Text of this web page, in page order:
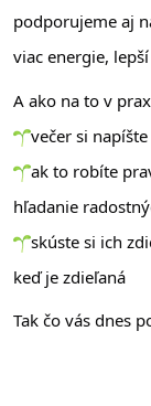
podporujeme aj
viac energie,
A ako na to v
večer si
ak to robíte
hľadanie
skúste si ich
keď je zdieľaná
Tak čo vás dnes